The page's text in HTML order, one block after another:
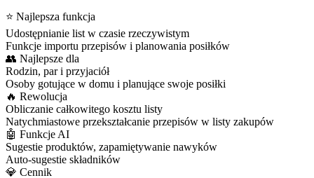
⭐ Najlepsza funkcja
Udostępnianie list w czasie rzeczywistym
Funkcje importu przepisów i planowania posiłków
👥 Najlepsze dla
Rodzin, par i przyjaciół
Osoby gotujące w domu i planujące swoje posiłki
🔥 Rewolucja
Obliczanie całkowitego kosztu listy
Natychmiastowe przekształcanie przepisów w listy zakupów
🤖 Funkcje AI
Sugestie produktów, zapamiętywanie nawyków
Auto-sugestie składników
💎 Cennik